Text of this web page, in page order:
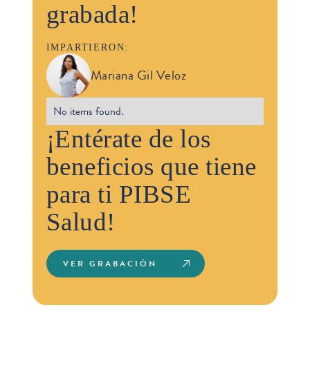
grabada!
IMPARTIERON:
Mariana Gil Veloz
No items found.
¡Entérate de los
beneficios que tiene
para ti PIBSE
Salud!
VER GRABACIÓN